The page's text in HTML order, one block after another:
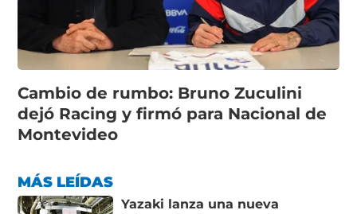
Cambio de rumbo: Bruno Zuculini
dejó Racing y firmó para Nacional de
Montevideo
MÁS LEÍDAS
Yazaki lanza una nueva